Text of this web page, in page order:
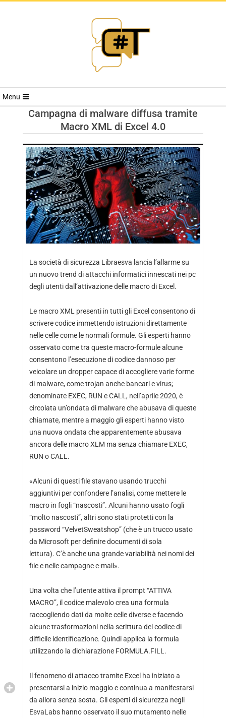
RIVISTA
TRENDS
Menu
Campagna di malware diffusa tramite
Macro XML di Excel 4.0
La società di sicurezza Libraesva lancia l’allarme su
un nuovo trend di attacchi informatici innescati nei pc
degli utenti dall’attivazione delle macro di Excel.
Le macro XML presenti in tutti gli Excel consentono di
scrivere codice immettendo istruzioni direttamente
nelle celle come le normali formule. Gli esperti hanno
osservato come tra queste macro-formule alcune
consentono l’esecuzione di codice dannoso per
veicolare un dropper capace di accogliere varie forme
di malware, come trojan anche bancari e virus;
denominate EXEC, RUN e CALL, nell’aprile 2020, è
circolata un’ondata di malware che abusava di queste
chiamate, mentre a maggio gli esperti hanno visto
una nuova ondata che apparentemente abusava
ancora delle macro XLM ma senza chiamare EXEC,
RUN o CALL.
«Alcuni di questi file stavano usando trucchi
aggiuntivi per confondere l’analisi, come mettere le
macro in fogli “nascosti”. Alcuni hanno usato fogli
“molto nascosti”, altri sono stati protetti con la
password “VelvetSweatshop” (che è un trucco usato
da Microsoft per definire documenti di sola
lettura). C’è anche una grande variabilità nei nomi dei
file e nelle campagne e-mail».
Una volta che l’utente attiva il prompt “ATTIVA
MACRO”, il codice malevolo crea una formula
raccogliendo dati da molte celle diverse e facendo
alcune trasformazioni nella scrittura del codice di
difficile identificazione. Quindi applica la formula
utilizzando la dichiarazione FORMULA.FILL.
Il fenomeno di attacco tramite Excel ha iniziato a
presentarsi a inizio maggio e continua a manifestarsi
da allora senza sosta. Gli esperti di sicurezza negli
EsvaLabs hanno osservato il suo mutamento nelle